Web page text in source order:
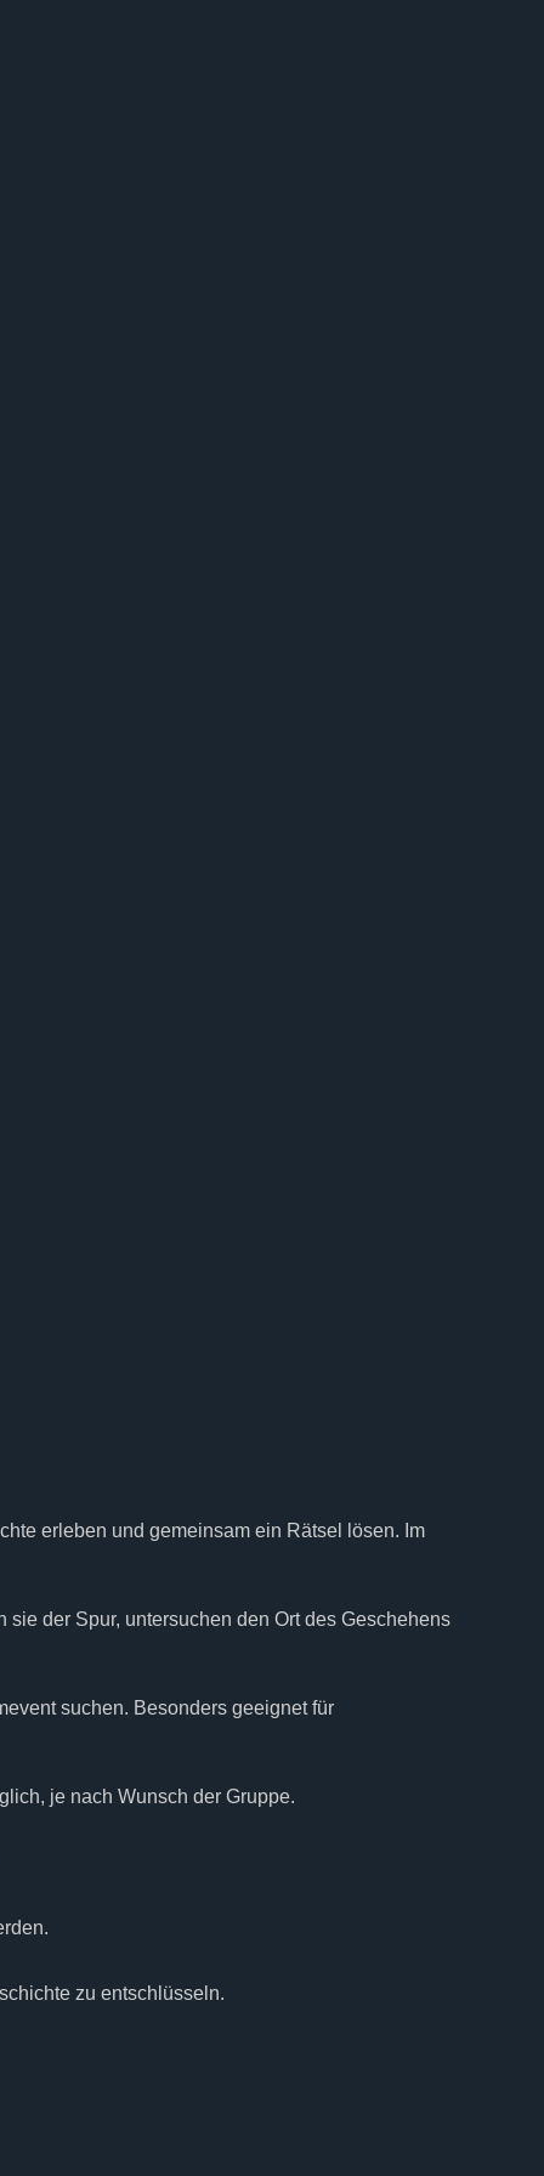
erleben und gemeinsam ein Rätsel lösen. Im
der Spur, untersuchen den Ort des Geschehens
suchen. Besonders geeignet für
je nach Wunsch der Gruppe.
zu entschlüsseln.